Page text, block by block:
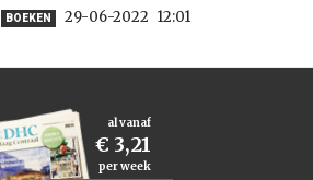
BOEKEN 29-06-2022 12:01
al vanaf
€ 3,21
per week